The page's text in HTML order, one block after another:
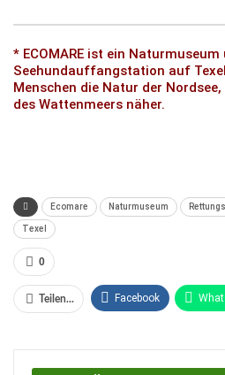
* ECOMARE ist ein Naturmuseum
Seehundauffangstation auf
Menschen die Natur der
des Wattenmeers näher.
Ecomare Naturmuseum
Texel
0
Teilen... Facebook
Facebook Messenger